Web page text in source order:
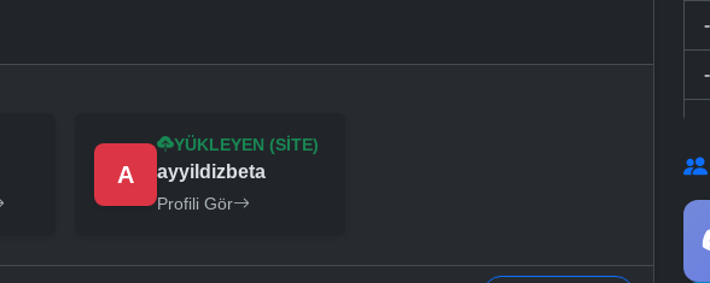
A
YÜKLEYEN (SITE)
ayyildizbeta
Profili Gör
-
-
-